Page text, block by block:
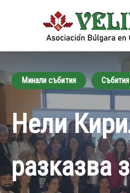
Минали събития Събития
Нели
разказва